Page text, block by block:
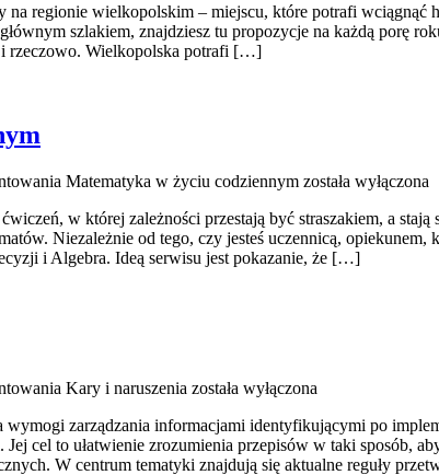
regionie wielkopolskim – miejscu, które potrafi wciągnąć
szlakiem, znajdziesz tu propozycje na każdą porę
rzeczowo. Wielkopolska potrafi […]
Matematyka w życiu codziennym została wyłączona
w której zależności przestają być straszakiem, a
Niezależnie od tego, czy jesteś uczennicą,
i Algebra. Ideą serwisu jest pokazanie, że […]
Kary i naruszenia została wyłączona
zarządzania informacjami identyfikującymi po
cel to ułatwienie zrozumienia przepisów w taki sposób,
W centrum tematyki znajdują się aktualne reguły